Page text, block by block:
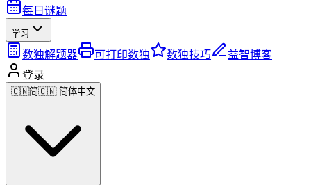
每日谜题
学习
数独解题器 可打印数独 数独技巧
益智博客
登录
🇨🇳简🇨🇳 简体中文